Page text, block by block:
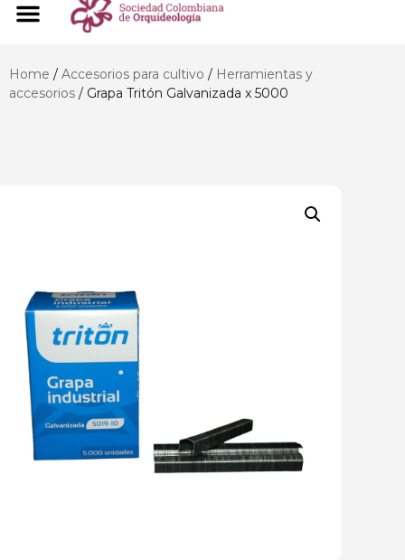
Home / Accesorios para cultivo / Herramientas y
accesorios / Grapa Tritón Galvanizada x 5000